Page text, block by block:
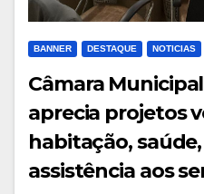
BANNER DESTAQUE NOTICIAS
Câmara
aprecia projetos
habitação,
assistência aos